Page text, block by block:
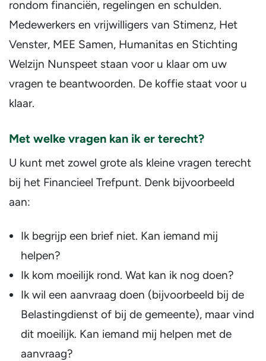
rondom financiën, regelingen en schulden.
Medewerkers en vrijwilligers van Stimenz, Het
Venster, MEE Samen, Humanitas en Stichting
Welzijn Nunspeet staan voor u klaar om uw
vragen te beantwoorden. De koffie staat voor u
klaar.
Met welke vragen kan ik er terecht?
U kunt met zowel grote als kleine vragen terecht
bij het Financieel Trefpunt. Denk bijvoorbeeld
aan:
Ik begrijp een brief niet. Kan iemand mij
helpen?
Ik kom moeilijk rond. Wat kan ik nog doen?
Ik wil een aanvraag doen (bijvoorbeeld bij de
Belastingdienst of bij de gemeente), maar vind
dit moeilijk. Kan iemand mij helpen met de
aanvraag?